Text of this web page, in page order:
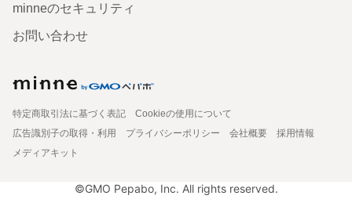
minneのセキュリティ
お問い合わせ
特定商取引法に基づく表記
Cookieの使用について
広告識別子の取得・利用
プライバシーポリシー 会社概要
採用情報
メディアキット
©GMO Pepabo, Inc. All rights reserved.